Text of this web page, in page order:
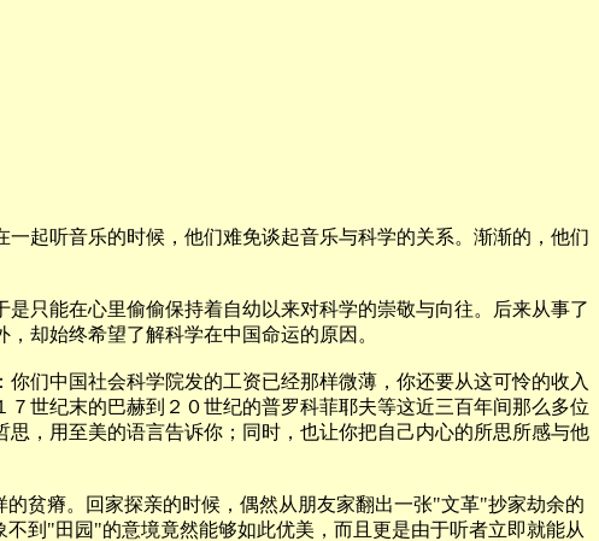
起听音乐的时候，他们难免谈起音乐与科学的关系。渐渐的，他们
只能在心里偷偷保持着自幼以来对科学的崇敬与向往。后来从事了
却始终希望了解科学在中国命运的原因。
们中国社会科学院发的工资已经那样微薄，你还要从这可怜的收入
世纪末的巴赫到２０世纪的普罗科菲耶夫等这近三百年间那么多位
，用至美的语言告诉你；同时，也让你把自己内心的所思所感与他
贫瘠。回家探亲的时候，偶然从朋友家翻出一张"文革"抄家劫余的
到"田园"的意境竟然能够如此优美，而且更是由于听者立即就能从